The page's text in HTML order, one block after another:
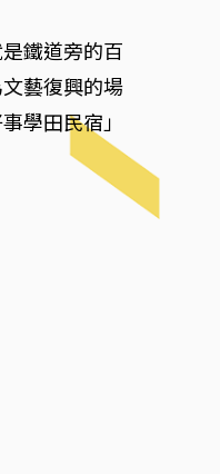
鐵道旁的百
藝復興的場
學田民宿」